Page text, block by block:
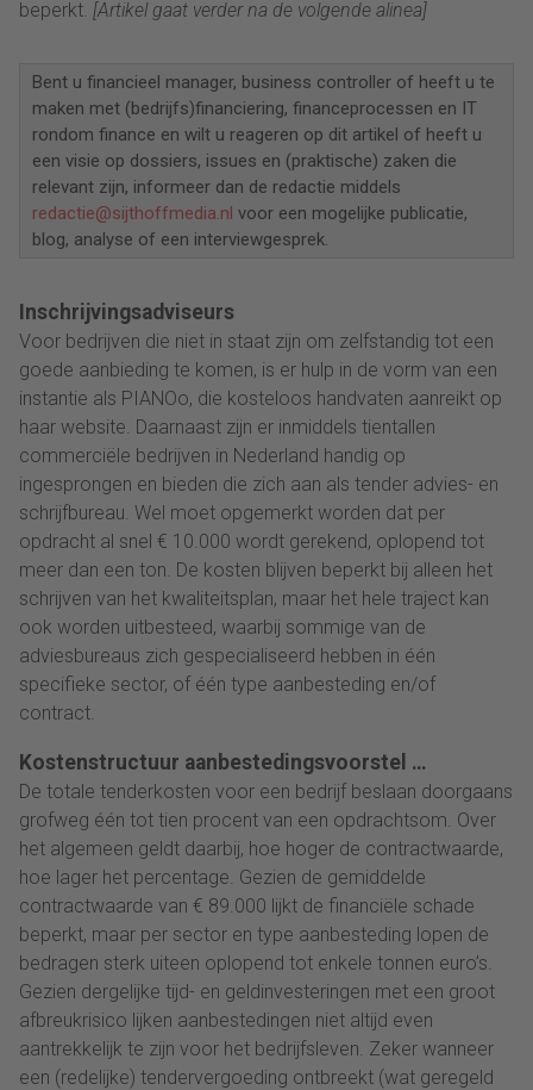
beperkt. [Artikel gaat verder na de volgende alinea]
Bent u financieel manager, business controller of heeft u te
maken met (bedrijfs)financiering, financeprocessen en IT
rondom finance en wilt u reageren op dit artikel of heeft u
een visie op dossiers, issues en (praktische) zaken die
relevant zijn, informeer dan de redactie middels
redactie@sijthoffmedia.nl voor een mogelijke publicatie,
blog, analyse of een interviewgesprek.
Inschrijvingsadviseurs
Voor bedrijven die niet in staat zijn om zelfstandig tot een
goede aanbieding te komen, is er hulp in de vorm van een
instantie als PIANOo, die kosteloos handvaten aanreikt op
haar website. Daarnaast zijn er inmiddels tientallen
commerciële bedrijven in Nederland handig op
ingesprongen en bieden die zich aan als tender advies- en
schrijfbureau. Wel moet opgemerkt worden dat per
opdracht al snel € 10.000 wordt gerekend, oplopend tot
meer dan een ton. De kosten blijven beperkt bij alleen het
schrijven van het kwaliteitsplan, maar het hele traject kan
ook worden uitbesteed, waarbij sommige van de
adviesbureaus zich gespecialiseerd hebben in één
specifieke sector, of één type aanbesteding en/of
contract.
Kostenstructuur aanbestedingsvoorstel …
De totale tenderkosten voor een bedrijf beslaan doorgaans
grofweg één tot tien procent van een opdrachtsom. Over
het algemeen geldt daarbij, hoe hoger de contractwaarde,
hoe lager het percentage. Gezien de gemiddelde
contractwaarde van € 89.000 lijkt de financiële schade
beperkt, maar per sector en type aanbesteding lopen de
bedragen sterk uiteen oplopend tot enkele tonnen euro’s.
Gezien dergelijke tijd- en geldinvesteringen met een groot
afbreukrisico lijken aanbestedingen niet altijd even
aantrekkelijk te zijn voor het bedrijfsleven. Zeker wanneer
een (redelijke) tendervergoeding ontbreekt (wat geregeld